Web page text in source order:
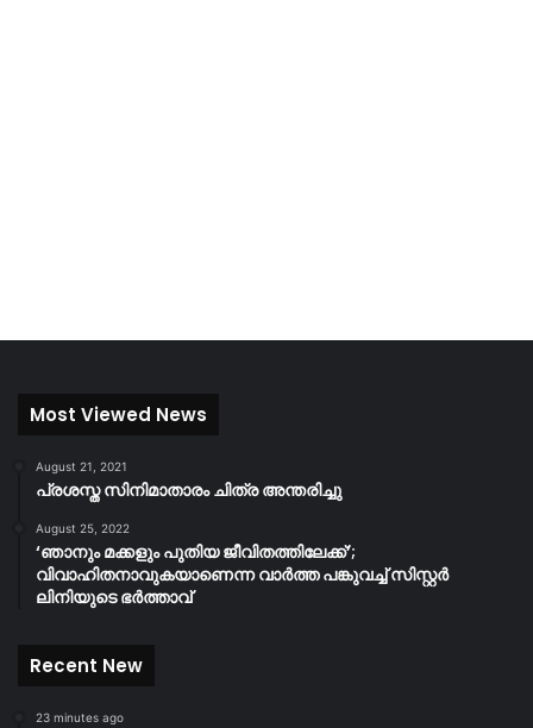
Most Viewed News
August 21, 2021
പ്രശസ്ത സിനിമാതാരം ചിത്ര അന്തരിച്ചു
August 25, 2022
‘ഞാനും മക്കളും പുതിയ ജീവിതത്തിലേക്ക്’;
വിവാഹിതനാവുകയാണെന്ന വാർത്ത പങ്കുവച്ച് സിസ്റ്റർ
ലിനിയുടെ ഭർത്താവ്
Recent New
23 minutes ago